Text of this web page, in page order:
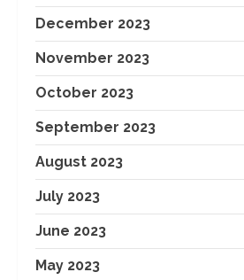
December 2023
November 2023
October 2023
September 2023
August 2023
July 2023
June 2023
May 2023